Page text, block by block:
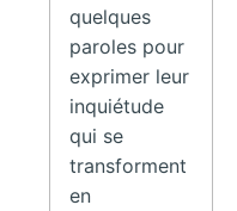
quelques
paroles pour
exprimer leur
inquiétude
qui se
transforment
en